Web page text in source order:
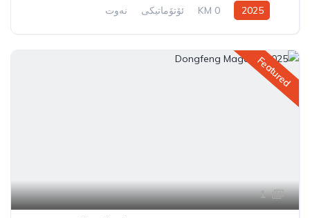
2025
0 KM ئۆتۆماتیکی
نەوت
Featured
1